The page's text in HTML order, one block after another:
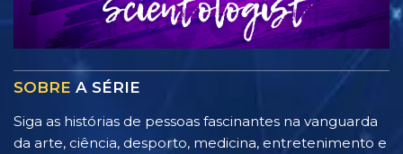
SOBRE A SÉRIE
Siga as histórias de pessoas fascinantes na vanguarda
da arte, ciência, desporto, medicina, entretenimento e